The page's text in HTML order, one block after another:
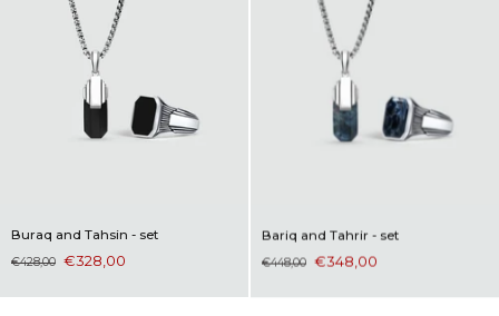
Buraq and Tahsin - set
€428,00 €328,00
Bariq and Tahrir - set
€448,00 €348,00